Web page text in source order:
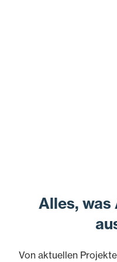
Alles, was
Von aktuellen